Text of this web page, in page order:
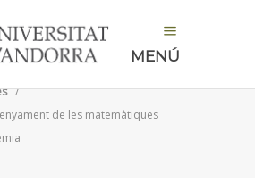
MENÚ
/
de les matemàtiques